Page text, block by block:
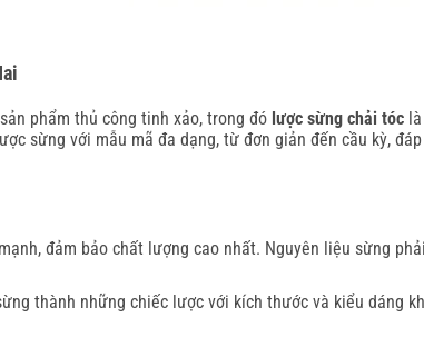
phẩm thủ công tinh xảo, trong đó lược sừng chải tóc
sừng với mẫu mã đa dạng, từ đơn giản đến cầu kỳ,
đảm bảo chất lượng cao nhất. Nguyên liệu sừng
thành những chiếc lược với kích thước và kiểu dáng